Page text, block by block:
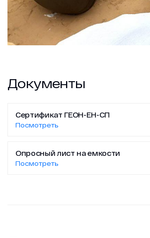
Документы
Сертификат ГЕОН-ЕН-СП
Посмотреть
Опросный лист на емкости
Посмотреть